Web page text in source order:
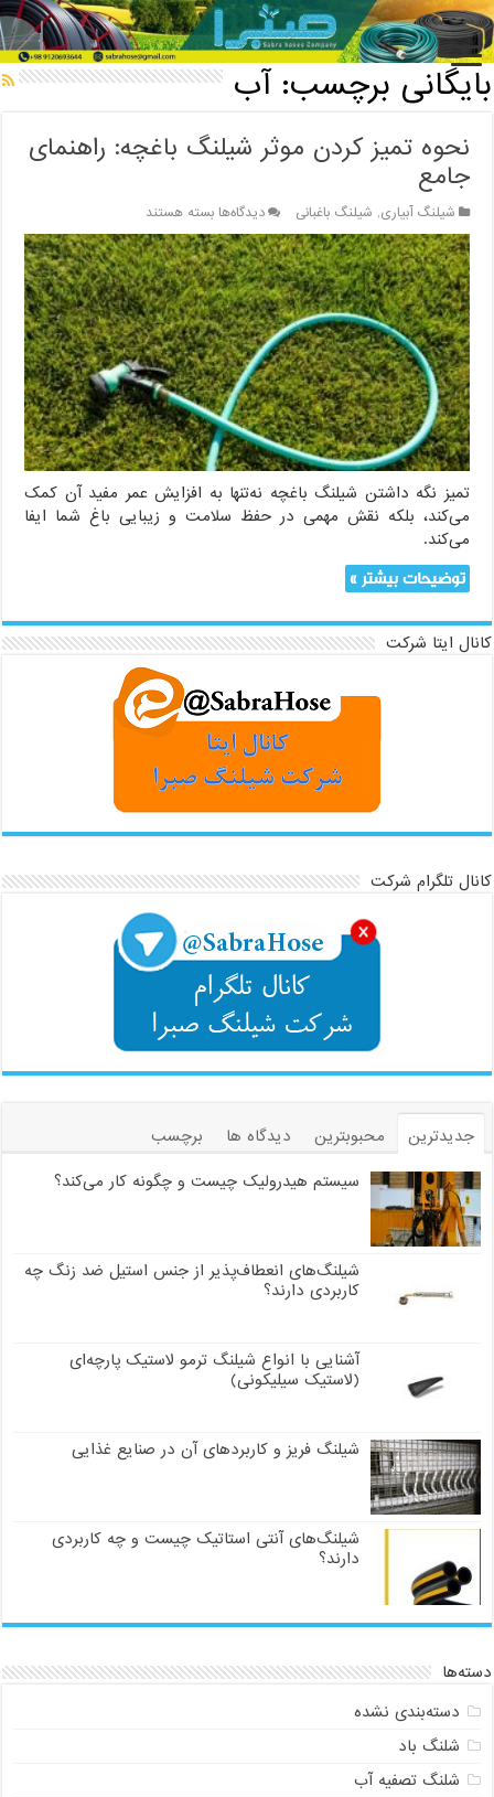
خانه / بایگانی برچسب: آب
بایگانی برچسب:آب
نحوه تمیز کردن موثر شیلنگ باغچه: راهنمای
جامع
شیلنگ آبیاری, شیلنگ باغبانی دیدگاه‌هابرای
نحوه
تمیز
کردن
موثر
شیلنگ
باغچه:
راهنمای
جامع
بسته هستند
تمیز نگه داشتن شیلنگ باغچه نه‌تنها به افزایش عمر مفید آن کمک
می‌کند، بلکه نقش مهمی در حفظ سلامت و زیبایی باغ شما ایفا
می‌کند.
توضیحات بیشتر »
کانال ایتا شرکت
کانال تلگرام شرکت
جدیدترین محبوبترین دیدگاه ها
برچسب
سیستم هیدرولیک چیست و چگونه کار می‌کند؟
شیلنگ‌های انعطاف‌پذیر از جنس استیل ضد زنگ چه
کاربردی دارند؟
آشنایی با انواع شیلنگ ترمو لاستیک پارچه‌ای
(لاستیک سیلیکونی)
شیلنگ فریز و کاربردهای آن در صنایع غذایی
شیلنگ‌های آنتی استاتیک چیست و چه کاربردی
دارند؟
دسته‌ها
دسته‌بندی نشده
شلنگ باد
شلنگ تصفیه آب